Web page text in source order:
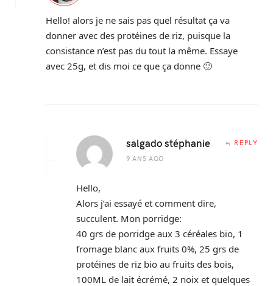
Hello! alors je ne sais pas quel résultat ça va
donner avec des protéines de riz, puisque la
consistance n’est pas du tout la même. Essaye
avec 25g, et dis moi ce que ça donne 🙂
salgado stéphanie
9 ANS AGO
REPLY
Hello,
Alors j’ai essayé et comment dire,
succulent. Mon porridge:
40 grs de porridge aux 3 céréales bio, 1
fromage blanc aux fruits 0%, 25 grs de
protéines de riz bio au fruits des bois,
100ML de lait écrémé, 2 noix et quelques